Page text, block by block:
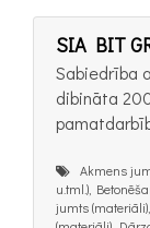
SIA BIT
Sabiedrība
dibināta
Akmens
u.tml.),
jumts